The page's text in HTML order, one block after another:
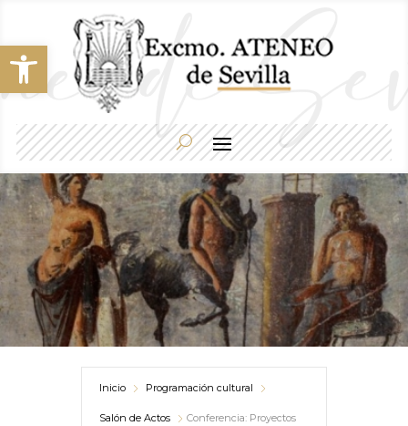
Abrir barra de herramientas
Inicio Programación cultural
Salón de Actos Conferencia: Proyectos